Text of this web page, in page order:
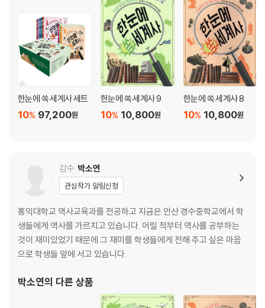
한눈에 쏙 세계사 세트
97,200원
10%
한눈에 쏙 세계사 9
10,800원
10%
한눈에 쏙 세계사 8
10,800원
10%
감수 박소연
관심작가 알림신청
홍익대학교 역사교육과를 전공하고 지금은 안산 경수중학교에서 학
생들에게 역사를 가르치고 있습니다. 어릴 적부터 역사를 공부하는
것이 재미있었기 때문에 그 재미를 학생들에게 전해 주고 싶은 마음
으로 학생들 앞에 서고 있습니다.
박소연의 다른 상품